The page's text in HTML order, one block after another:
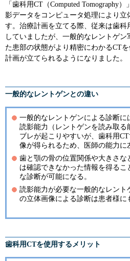
「歯科用CT（Computed Tomography
影データをコンピュータ処理により
す。治療計画を立てる際、従来は歯科
していましたが、一般的なレントゲ
た患部の状態がより精密にわかるCT
計画が立てられるようになりました。
一般的なレントゲンとの違い
一般的なレントゲンによる診断に
読影能力（レントゲンを読み取る
ブレが起こりやすいが、歯科用
像が得られるため、医師の能力に
歯と顎の骨の位置関係や大きさ
は確認できなかった情報を得る
な診断が可能になる。
読影能力が必要な一般的なレント
の立体画像による診断は患者様に
歯科用CTを使用するメリット